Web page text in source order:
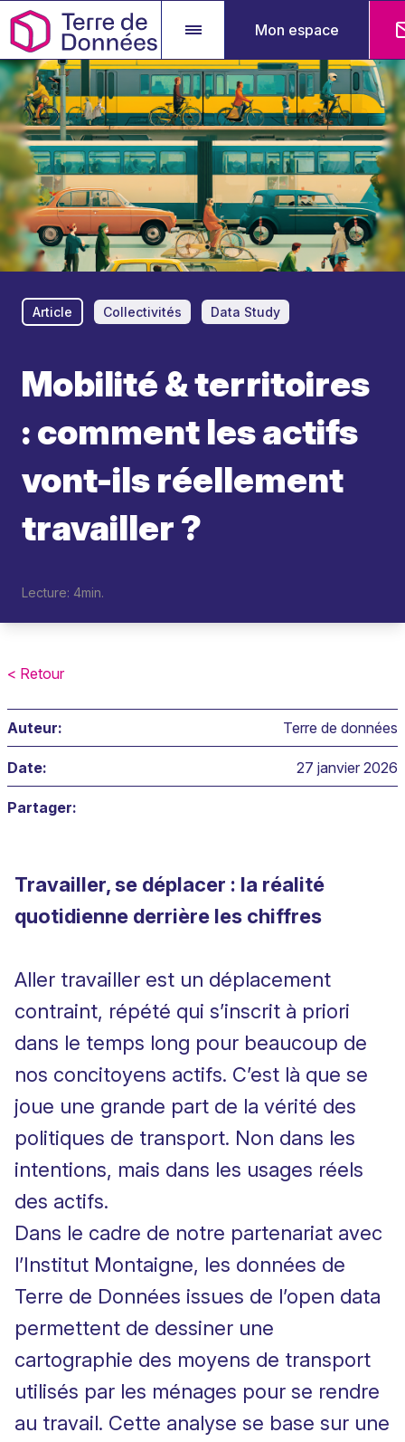
Mon espace
Article Collectivités Data Study
Mobilité & territoires
: comment les actifs
vont-ils réellement
travailler ?
Lecture: 4min.
< Retour
Auteur: Terre de données
Date: 27 janvier 2026
Partager:
Travailler, se déplacer : la réalité
quotidienne derrière les chiffres
Aller travailler est un déplacement
contraint, répété qui s’inscrit à priori
dans le temps long pour beaucoup de
nos concitoyens actifs. C’est là que se
joue une grande part de la vérité des
politiques de transport. Non dans les
intentions, mais dans les usages réels
des actifs.
Dans le cadre de notre partenariat avec
l’Institut Montaigne, les données de
Terre de Données issues de l’open data
permettent de dessiner une
cartographie des moyens de transport
utilisés par les ménages pour se rendre
au travail. Cette analyse se base sur une